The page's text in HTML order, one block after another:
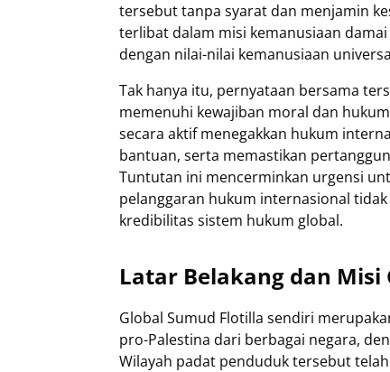
tersebut tanpa syarat dan menjamin
terlibat dalam misi kemanusiaan
dengan nilai-nilai kemanusiaan
Tak hanya itu, pernyataan bersama
memenuhi kewajiban moral dan
secara aktif menegakkan hukum
bantuan, serta memastikan
Tuntutan ini mencerminkan urgensi
pelanggaran hukum internasional
kredibilitas sistem hukum global.
Latar Belakang dan Misi
Global Sumud Flotilla sendiri
pro-Palestina dari berbagai negara,
Wilayah padat penduduk tersebut